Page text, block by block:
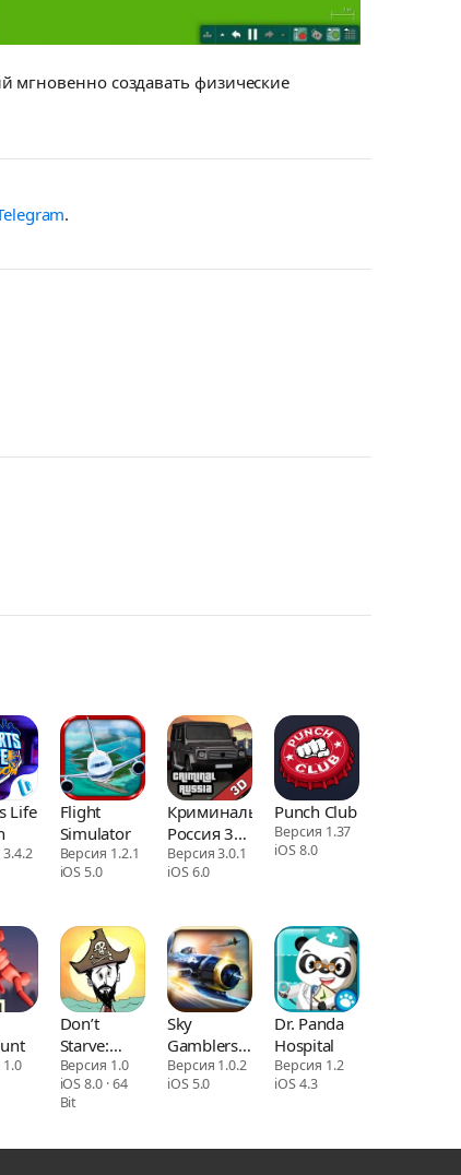
создавать физические
.
Life
Flight
Simulator
Версия 1.2.1
iOS 5.0
Криминальная
Россия 3D.
Борис
Версия 3.0.1
iOS 6.0
Punch Club
Версия 1.37
iOS 8.0
Don’t
Starve:
Shipwrecked
Версия 1.0
iOS 8.0 · 64
Bit
Sky
Gamblers:
Storm
Raiders
Версия 1.0.2
iOS 5.0
Dr. Panda
Hospital
Версия 1.2
iOS 4.3